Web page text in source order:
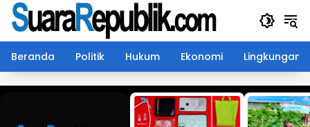
Langsung
konten
Beranda
Politik Hukum Ekonomi Lingkungan